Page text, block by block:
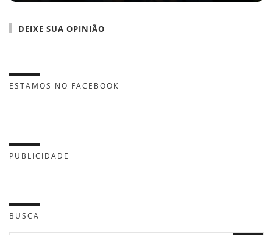
DEIXE SUA OPINIÃO
ESTAMOS NO FACEBOOK
PUBLICIDADE
BUSCA